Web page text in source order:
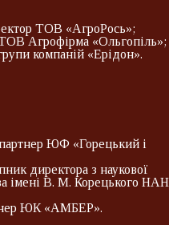
ТОВ «АгроРось»;
Агрофірма «Ольгопіль»;
компаній «Ерідон».
ЮФ «Горецький і
директора з наукової
імені В. М. Корецького НАН
ЮК «АМБЕР».